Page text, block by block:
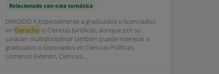
Relacionado con esta temática
DIRIGIDO A Especialmente a graduados o licenciados
en Derecho o Ciencias Jurídicas, aunque por su
carácter multidisciplinar también puede interesar a
graduados o licenciados en Ciencias Políticas,
Comercio Exterior, Ciencias...